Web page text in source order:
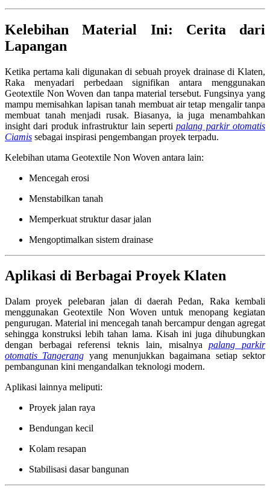
Kelebihan Material Ini: Cerita dari
Lapangan
Ketika pertama kali digunakan di sebuah proyek drainase di Klaten,
Raka menyadari perbedaan signifikan antara menggunakan
Geotextile Non Woven dan tanpa material tersebut. Fungsinya yang
mampu memisahkan lapisan tanah membuat air tetap mengalir tanpa
membuat tanah menjadi rusak. Biasanya, ia juga menambahkan
insight dari produk infrastruktur lain sepertipalang parkir otomatis
Ciamis sebagai inspirasi pengembangan proyek terpadu.
Kelebihan utama Geotextile Non Woven antara lain:
Mencegah erosi
Menstabilkan tanah
Memperkuat struktur dasar jalan
Mengoptimalkan sistem drainase
Aplikasi di Berbagai Proyek Klaten
Dalam proyek pelebaran jalan di daerah Pedan, Raka kembali
menggunakan Geotextile Non Woven untuk menopang kegiatan
pengurugan. Material ini mencegah tanah bercampur dengan agregat
sehingga konstruksi lebih tahan lama. Kisah ini juga dihubungkan
dengan berbagai referensi teknis lain, misalnyapalang parkir
otomatis Tangerang yang menunjukkan bagaimana setiap sektor
pembangunan kini mengandalkan teknologi modern.
Aplikasi lainnya meliputi:
Proyek jalan raya
Bendungan kecil
Kolam resapan
Stabilisasi dasar bangunan